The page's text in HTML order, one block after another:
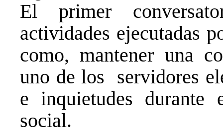
El primer
actividades ejecutadas
como, mantener una
uno de los servidores
e inquietudes durante
social.